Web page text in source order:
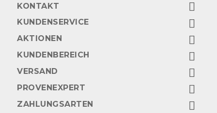
KONTAKT 
KUNDENSERVICE 
AKTIONEN 
KUNDENBEREICH 
VERSAND 
PROVENEXPERT 
ZAHLUNGSARTEN 